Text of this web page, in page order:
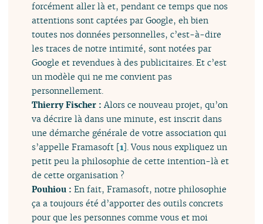
forcément aller là et, pendant ce temps que nos
attentions sont captées par Google, eh bien
toutes nos données personnelles, c’est-à-dire
les traces de notre intimité, sont notées par
Google et revendues à des publicitaires. Et c’est
un modèle qui ne me convient pas
personnellement.
Thierry Fischer :Alors ce nouveau projet, qu’on
va décrire là dans une minute, est inscrit dans
une démarche générale de votre association qui
s’appelle Framasoft [1]. Vous nous expliquez un
petit peu la philosophie de cette intention-là et
de cette organisation ?
Pouhiou :En fait, Framasoft, notre philosophie
ça a toujours été d’apporter des outils concrets
pour que les personnes comme vous et moi